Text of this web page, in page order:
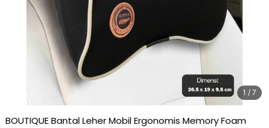
1 / 7
BOUTIQUE Bantal Leher Mobil Ergonomis Memory Foam